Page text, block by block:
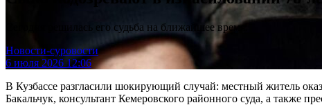
Сегодня решилась его судьба на ближайшее время.
Новости-суровости
6 июля 2026 12:06
В Кузбассе разгласили шокирующий случай: местный житель
Бакальчук, консультант Кемеровского районного суда, а также